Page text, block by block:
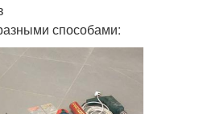
способами: